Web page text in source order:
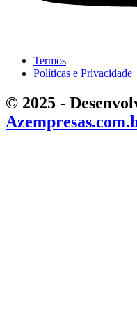
Termos
Políticas e Privacidade
© 2025 -